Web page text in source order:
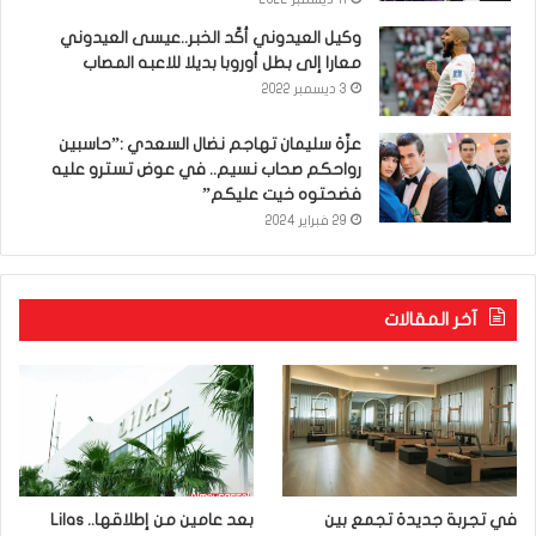
وكيل العيدوني أكّد الخبر..عيسى العيدوني
معارا إلى بطل أوروبا بديلا للاعبه المصاب
3 ديسمبر 2022
عزّة سليمان تهاجم نضال السعدي :”حاسبين
رواحكم صحاب نسيم.. في عوض تسترو عليه
فضحتوه خيت عليكم”
29 فبراير 2024
آخر المقالات
في تجربة جديدة تجمع بين بعد عامين من إطلاقها.. Lilas